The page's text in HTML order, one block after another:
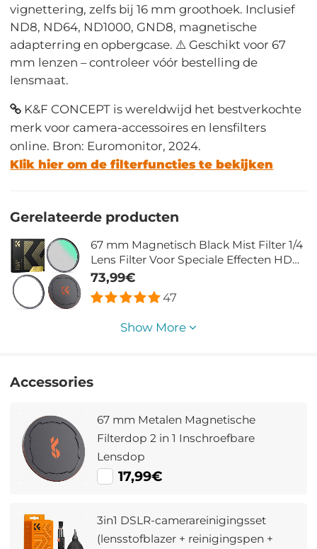
vignettering, zelfs bij 16 mm groothoek. Inclusief
ND8, ND64, ND1000, GND8, magnetische
adapterring en opbergcase. ⚠️ Geschikt voor 67
mm lenzen – controleer vóór bestelling de
lensmaat.
K&F CONCEPT is wereldwijd het bestverkochte
merk voor camera-accessoires en lensfilters
online. Bron: Euromonitor, 2024.
Klik hier om de filterfuncties te bekijken
Gerelateerde producten
67 mm Magnetisch Black Mist Filter 1/4
Lens Filter Voor Speciale Effecten HD
Meerlaags Gecoat Waterdicht /
Krasbestendig / Antireflectie Nano Xcel
Serie
73,99€
47
Show More
Accessories
67 mm Metalen Magnetische
Filterdop 2 in 1 Inschroefbare
Lensdop
17,99€
3in1 DSLR-camerareinigingsset
(lensstofblazer + reinigingspen +